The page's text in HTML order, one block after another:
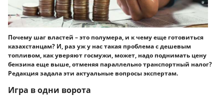
Почему шаг властей – это полумера, и к чему еще готовиться
казахстанцам? И, раз уж у нас такая проблема с дешевым
топливом, как уверяют госмужи, может, надо поднимать цену
бензина еще выше, отменяя параллельно транспортный налог?
Редакция задала эти актуальные вопросы экспертам.
Игра в одни ворота